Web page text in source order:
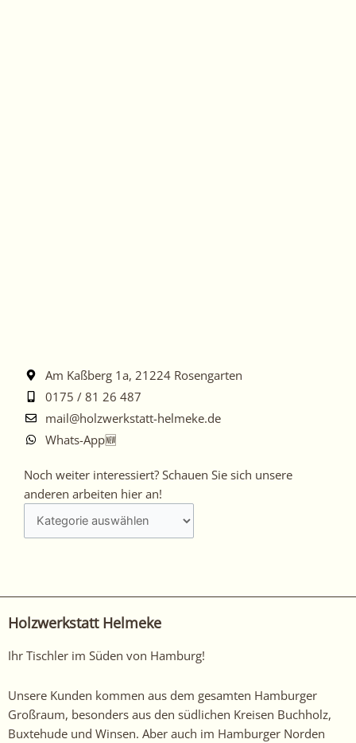
Am Kaßberg 1a, 21224 Rosengarten
0175 / 81 26 487
mail@holzwerkstatt-helmeke.de
Whats-App🆕
Noch weiter interessiert? Schauen Sie sich unsere
anderen arbeiten hier an!
Noch
weiter
interessiert?
Schauen
arbeiten
an!
Holzwerkstatt Helmeke
Ihr Tischler im Süden von Hamburg!
Unsere Kunden kommen aus dem gesamten Hamburger
Großraum, besonders aus den südlichen Kreisen Buchholz,
Buxtehude und Winsen. Aber auch im Hamburger Norden